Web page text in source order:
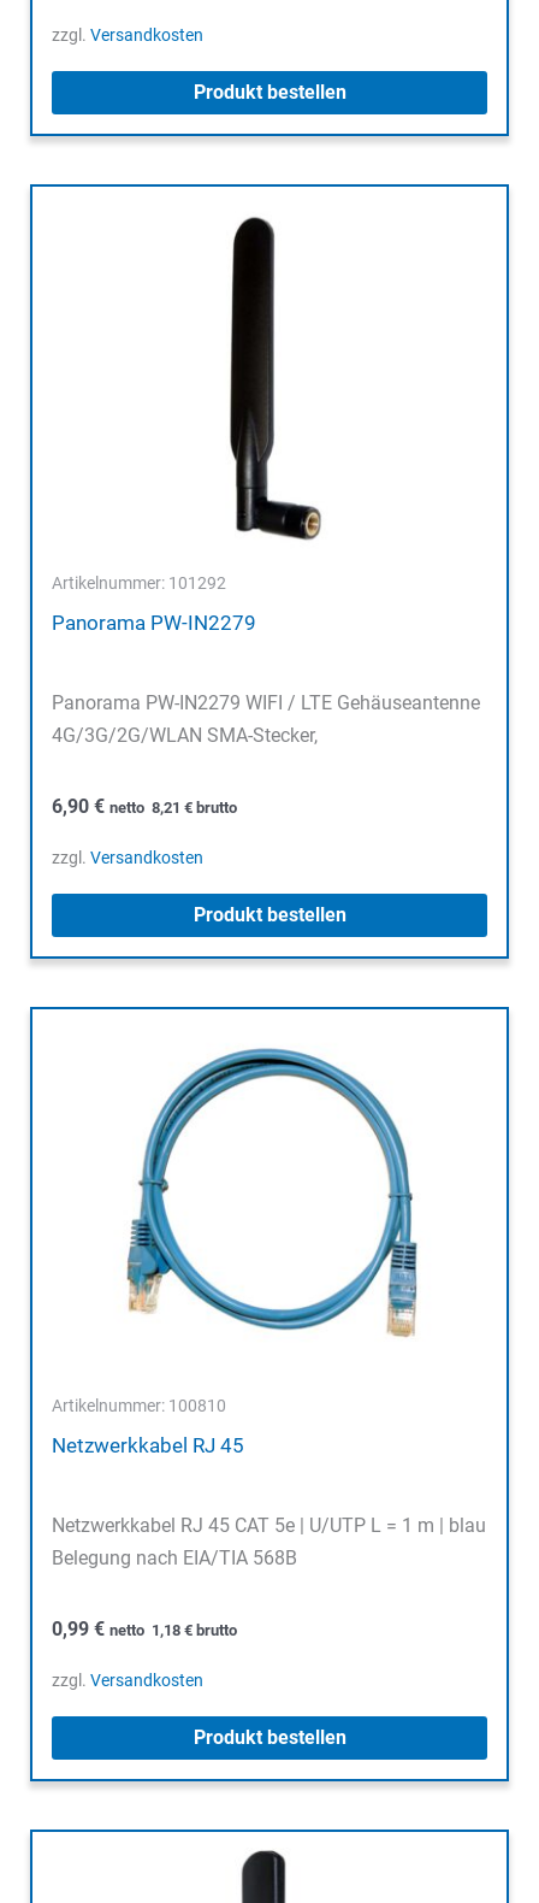
zzgl. Versandkosten
Produkt bestellen
Artikelnummer: 101292
Panorama PW-IN2279
Panorama PW-IN2279 WIFI / LTE Gehäuseantenne
4G/3G/2G/WLAN SMA-Stecker,
6,90 € netto 8,21 €brutto
zzgl. Versandkosten
Produkt bestellen
Artikelnummer: 100810
Netzwerkkabel RJ 45
Netzwerkkabel RJ 45 CAT 5e | U/UTP L = 1 m | blau
Belegung nach EIA/TIA 568B
0,99 € netto 1,18 €brutto
zzgl. Versandkosten
Produkt bestellen